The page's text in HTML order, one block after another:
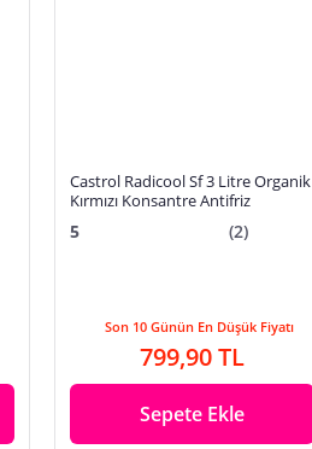
Castrol Radicool Sf 3 Litre Organik
Kırmızı Konsantre Antifriz
5 (2)
Son 10 Günün En Düşük Fiyatı
799,90 TL
Sepete Ekle